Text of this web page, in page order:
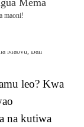
Mema
maoni!
leo? Kwa
na kutiwa